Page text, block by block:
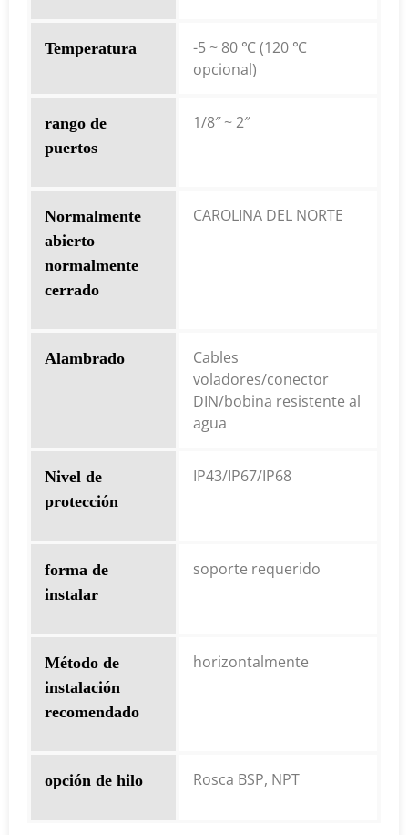
Temperatura
-5 ~ 80 ℃ (120 ℃
opcional)
rango de
puertos
1/8″ ~ 2″
Normalmente
abierto
normalmente
cerrado
CAROLINA DEL NORTE
Alambrado
Cables
voladores/conector
DIN/bobina resistente al
agua
Nivel de
protección
IP43/IP67/IP68
forma de
instalar
soporte requerido
Método de
instalación
recomendado
horizontalmente
opción de hilo Rosca BSP, NPT